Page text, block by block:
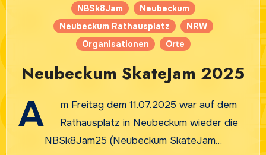
NBSk8Jam
Neubeckum
Neubeckum Rathausplatz
NRW
Organisationen
Orte
Neubeckum SkateJam 2025
A
m Freitag dem 11.07.2025 war auf dem
Rathausplatz in Neubeckum wieder die
NBSk8Jam25 (Neubeckum SkateJam…